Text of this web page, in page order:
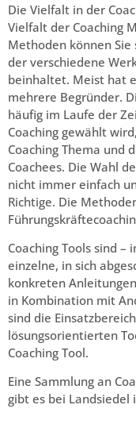
Die Vielfalt in der
Vielfalt der Coaching
Methoden können
der verschiedene
beinhaltet. Meist hat
mehrere Begründer.
häufig im Laufe der
Coaching gewählt
Coaching Thema und
Coachees. Die Wahl
nicht immer einfach
Richtige. Die
Coaching Tools sind –
einzelne, in sich
konkreten
in Kombination mit
sind die
lösungsorientierten
Coaching Tool.
Eine Sammlung an
gibt es bei Landsiedel